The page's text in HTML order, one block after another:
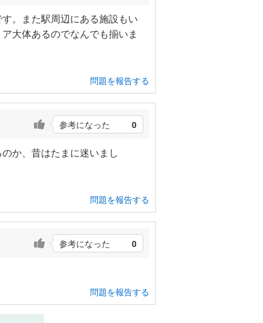
。また駅周辺にある施設もい
大体あるのでなんでも揃いま
問題を報告する
参考になった 0
か、昔はたまに迷いまし
問題を報告する
参考になった 0
問題を報告する